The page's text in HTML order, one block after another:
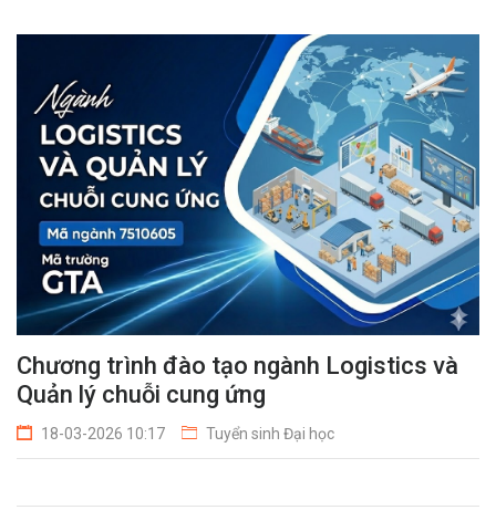
Chương trình đào tạo ngành Logistics và
Quản lý chuỗi cung ứng
18-03-2026 10:17 Tuyển sinh Đại học